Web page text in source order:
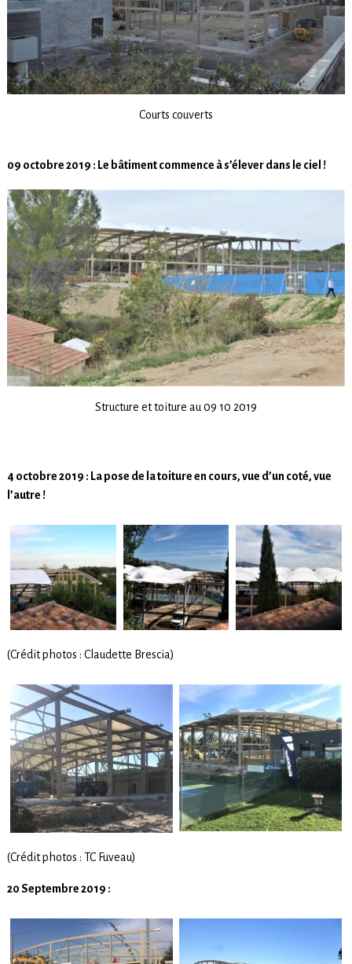
Courts couverts
09 octobre 2019 : Le bâtiment commence à s’élever dans le ciel !
Structure et toiture au 09 10 2019
4 octobre 2019 : La pose de la toiture en cours, vue d’un coté, vue
l’autre !
(Crédit photos : Claudette Brescia)
(Crédit photos : TC Fuveau)
20 Septembre 2019 :